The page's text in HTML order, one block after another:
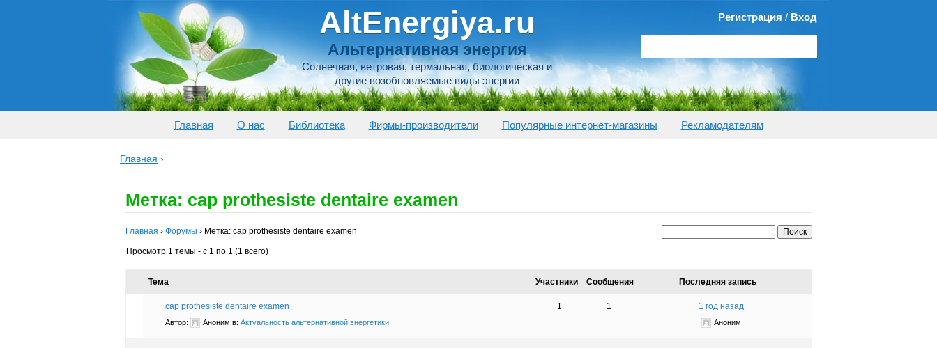
AltEnergiya.ru
Альтернативная энергия
Солнечная, ветровая, термальная, биологическая и
другие возобновляемые виды энергии
Регистрация / Вход
Главная О нас Библиотека Фирмы-производители Популярные интернет-магазины Рекламодателям
Главная ›
Метка: cap prothesiste dentaire examen
Главная › Форумы › Метка: cap prothesiste dentaire examen
Просмотр 1 темы - с 1 по 1 (1 всего)
Тема Участники Сообщения Последняя запись
cap prothesiste dentaire examen
Автор: Аноним в: Актуальность альтернативной энергетики
1 1 1 год назад
Аноним